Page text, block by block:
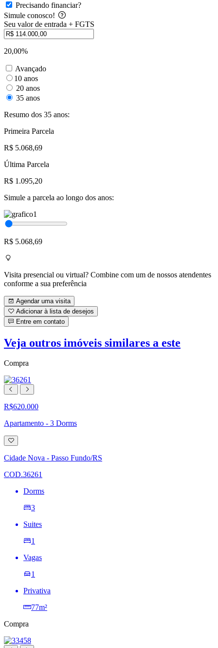
Precisando financiar?
Simule conosco!
Seu valor de entrada + FGTS
20,00%
Avançado
10 anos
20 anos
35 anos
Resumo dos 35 anos:
Primeira Parcela
R$ 5.068,69
Última Parcela
R$ 1.095,20
Simule a parcela ao longo dos anos:
R$ 5.068,69
Visita presencial ou virtual? Combine com um de nossos atendentes
conforme a sua preferência
Agendar uma visita
Adicionar à lista de desejos
Entre em contato
Veja outros imóveis similares a este
Compra
R$620.000
Apartamento - 3 Dorms
Adicionar
à
lista
de
Cidade Nova - Passo Fundo/RS
COD.36261
Dorms
3
Suites
1
Vagas
1
Privativa
77m²
Compra